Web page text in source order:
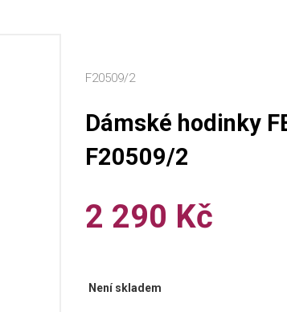
F20509/2
Dámské hodinky
F20509/2
2 290 Kč
Není skladem